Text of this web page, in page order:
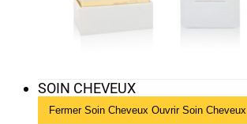
SOIN CHEVEUX
Fermer Soin Cheveux Ouvrir Soin Cheveux